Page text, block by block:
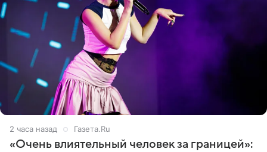
2 часа назад Газета.Ru
«Очень влиятельный человек за границей»: